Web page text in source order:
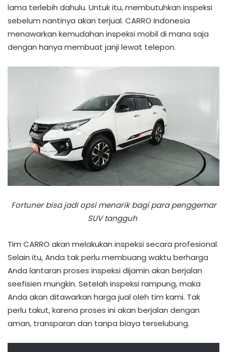
lama terlebih dahulu. Untuk itu, membutuhkan inspeksi
sebelum nantinya akan terjual. CARRO Indonesia
menawarkan kemudahan inspeksi mobil di mana saja
dengan hanya membuat janji lewat telepon.
Fortuner bisa jadi opsi menarik bagi para penggemar
SUV tangguh
Tim CARRO akan melakukan inspeksi secara profesional.
Selain itu, Anda tak perlu membuang waktu berharga
Anda lantaran proses inspeksi dijamin akan berjalan
seefisien mungkin. Setelah inspeksi rampung, maka
Anda akan ditawarkan harga jual oleh tim kami. Tak
perlu takut, karena proses ini akan berjalan dengan
aman, transparan dan tanpa biaya terselubung.